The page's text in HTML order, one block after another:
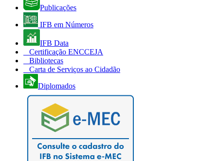
Publicações
IFB em Números
IFB Data
Certificação ENCCEJA
Bibliotecas
Carta de Serviços ao Cidadão
Diplomados